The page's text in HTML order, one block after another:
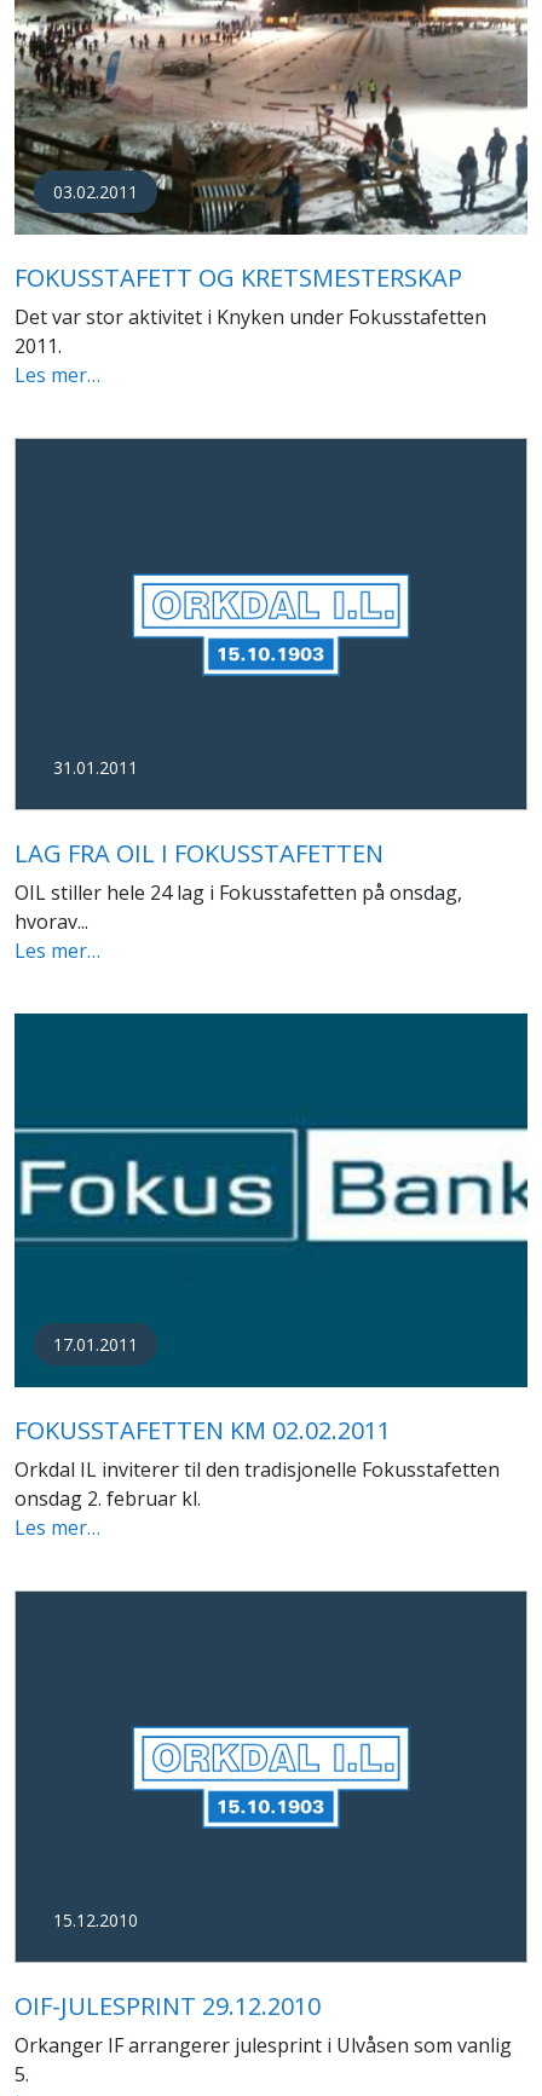
03.02.2011
FOKUSSTAFETT OG KRETSMESTERSKAP
Det var stor aktivitet i Knyken under Fokusstafetten
2011.
Les mer…
31.01.2011
LAG FRA OIL I FOKUSSTAFETTEN
OIL stiller hele 24 lag i Fokusstafetten på onsdag,
hvorav...
Les mer…
17.01.2011
FOKUSSTAFETTEN KM 02.02.2011
Orkdal IL inviterer til den tradisjonelle Fokusstafetten
onsdag 2. februar kl.
Les mer…
15.12.2010
OIF-JULESPRINT 29.12.2010
Orkanger IF arrangerer julesprint i Ulvåsen som vanlig
5.